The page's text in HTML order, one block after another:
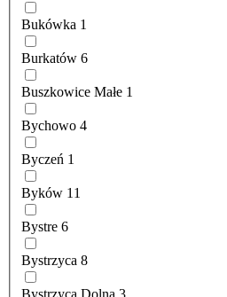
Bukówka 1
Burkatów 6
Buszkowice Małe 1
Bychowo 4
Byczeń 1
Byków 11
Bystre 6
Bystrzyca 8